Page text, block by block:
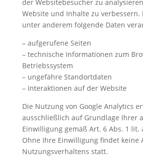
der Websitebesucher zu
Website und Inhalte zu verbessern.
unter anderem folgende Daten
– aufgerufene Seiten
– technische Informationen zum
Betriebssystem
– ungefähre Standortdaten
– Interaktionen auf der Website
Die Nutzung von Google Analytics
ausschließlich auf Grundlage Ihrer
Einwilligung gemäß Art. 6 Abs. 1 lit.
Ohne Ihre Einwilligung findet keine
Nutzungsverhaltens statt.